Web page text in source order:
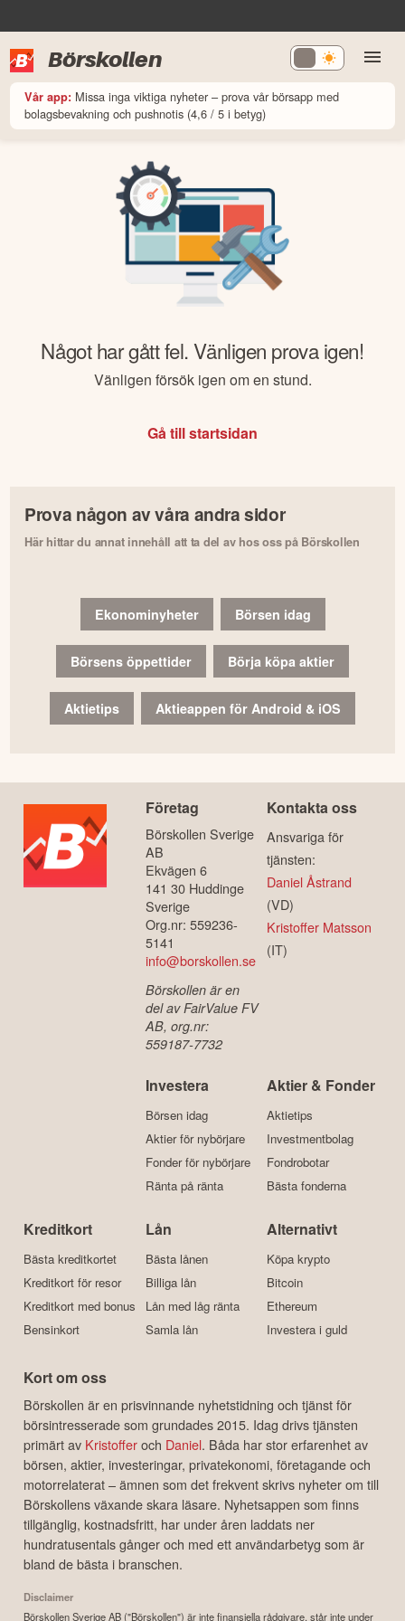
Börskollen
Vår app: Missa inga viktiga nyheter – prova vår börsapp med
bolagsbevakning och pushnotis (4,6 / 5 i betyg)
Något har gått fel. Vänligen prova igen!
Vänligen försök igen om en stund.
Gå till startsidan
Prova någon av våra andra sidor
Här hittar du annat innehåll att ta del av hos oss på Börskollen
Ekonominyheter Börsen idag
Börsens öppettider Börja köpa aktier
Aktietips Aktieappen för Android & iOS
Företag
Börskollen Sverige
AB
Ekvägen 6
141 30 Huddinge
Sverige
Org.nr: 559236-
5141
info@borskollen.se
Börskollen är en
del av FairValue FV
AB, org.nr:
559187-7732
Kontakta oss
Ansvariga för
tjänsten:
Daniel Åstrand
(VD)
Kristoffer Matsson
(IT)
Investera
Börsen idag
Aktier för nybörjare
Fonder för nybörjare
Ränta på ränta
Aktier & Fonder
Aktietips
Investmentbolag
Fondrobotar
Bästa fonderna
Kreditkort
Bästa kreditkortet
Kreditkort för resor
Kreditkort med bonus
Bensinkort
Lån
Bästa lånen
Billiga lån
Lån med låg ränta
Samla lån
Alternativt
Köpa krypto
Bitcoin
Ethereum
Investera i guld
Kort om oss
Börskollen är en prisvinnande nyhetstidning och tjänst för
börsintresserade som grundades 2015. Idag drivs tjänsten
primärt av Kristofferoch Daniel. Båda har stor erfarenhet av
börsen, aktier, investeringar, privatekonomi, företagande och
motorrelaterat – ämnen som det frekvent skrivs nyheter om till
Börskollens växande skara läsare. Nyhetsappen som finns
tillgänglig, kostnadsfritt, har under åren laddats ner
hundratusentals gånger och med ett användarbetyg som är
bland de bästa i branschen.
Disclaimer
Börskollen Sverige AB ("Börskollen") är inte finansiella rådgivare, står inte under